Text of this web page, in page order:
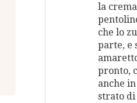
la
che lo
parte, e
pronto,
anche
strato di